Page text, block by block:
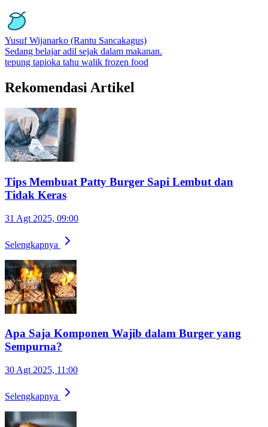
Yusuf Wijanarko (Rantu Sancakagus)
Sedang belajar adil sejak dalam makanan.
tepung tapioka tahu walik frozen food
Rekomendasi Artikel
Tips Membuat Patty Burger Sapi Lembut dan
Tidak Keras
31 Agt 2025, 09:00
Selengkapnya
Apa Saja Komponen Wajib dalam Burger yang
Sempurna?
30 Agt 2025, 11:00
Selengkapnya